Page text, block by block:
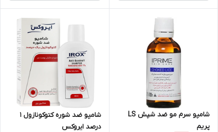
شامپو سرم مو ضد شپش LS
پریم
شامپو ضد شوره کتوکونازول 1
درصد ایروکس